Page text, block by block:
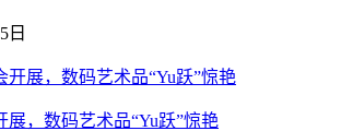
日
展，数码艺术品“Yu跃”惊艳